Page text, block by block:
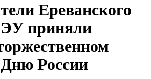
Ереванского
приняли
России